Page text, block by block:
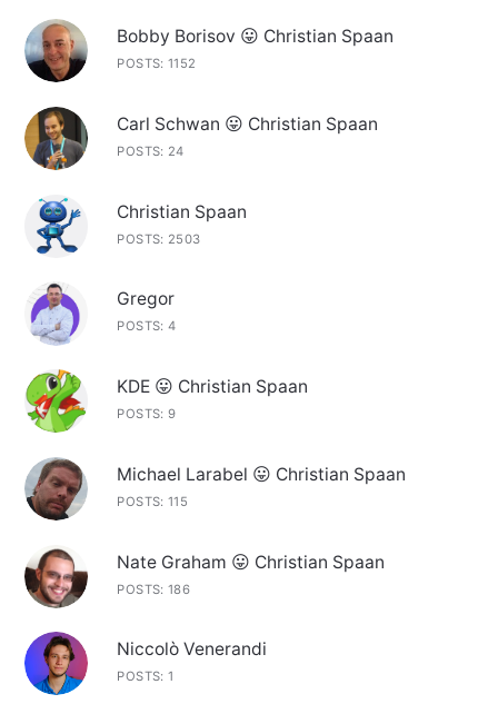
Bobby Borisov 😛 Christian Spaan
POSTS: 1152
Carl Schwan 😛 Christian Spaan
POSTS: 24
Christian Spaan
POSTS: 2503
Gregor
POSTS: 4
KDE 😛 Christian Spaan
POSTS: 9
Michael Larabel 😛 Christian Spaan
POSTS: 115
Nate Graham 😛 Christian Spaan
POSTS: 186
Niccolò Venerandi
POSTS: 1